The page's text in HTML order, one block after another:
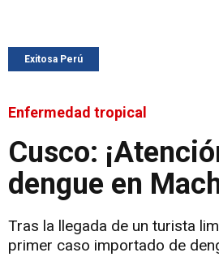
Exitosa Perú
Enfermedad tropical
Cusco:
dengue en
Tras la llegada de un turista
primer caso importado de